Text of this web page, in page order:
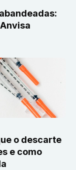
o descarte
e como